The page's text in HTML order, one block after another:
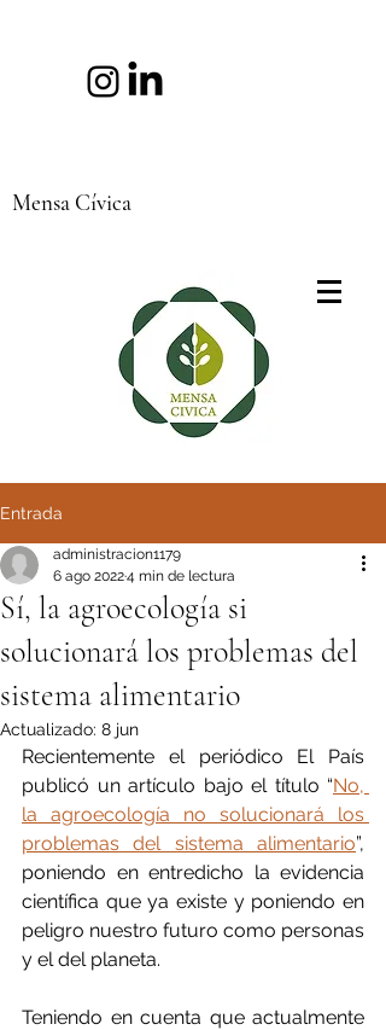
Mensa Cívica
Entrada
Sí, la agroecología si
solucionará los problemas del
sistema alimentario
administracion1179
6 ago 20224 min de lectura
Actualizado: 8 jun
Recientemente el periódico El País
publicó un artículo bajo el título “No,
la agroecología no solucionará los
problemas del sistema alimentario”,
poniendo en entredicho la evidencia
científica que ya existe y poniendo en
peligro nuestro futuro como personas
y el del planeta.
Teniendo en cuenta que actualmente